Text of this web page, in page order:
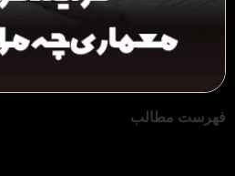
فهرست مطالب